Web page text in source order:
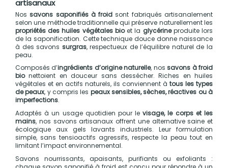
artisanaux
Nossavons saponifiés à froid sont fabriqués artisanalement
selon une méthode traditionnelle qui préserve naturellement les
propriétés des huiles végétales bioet la glycérineproduite lors
de la saponification. Cette technique douce donne naissance
à des savons surgras, respectueux de l’équilibre naturel de la
peau.
Composés d’ingrédients d’origine naturelle, nossavons à froid
bionettoient en douceur sans dessécher. Riches en huiles
végétales et en actifs naturels, ils conviennent à tous les types
de peaux, y compris les peaux sensibles, sèches, réactives ou à
imperfections.
Adaptés à un usage quotidien pour levisage, le corps et les
mains, nos savons artisanaux offrent une alternative saine et
écologique aux gels lavants industriels. Leur formulation
simple, sans tensioactifs agressifs, respecte la peau tout en
limitant l’impact environnemental.
Savons nourrissants, apaisants, purifiants ou exfoliants :